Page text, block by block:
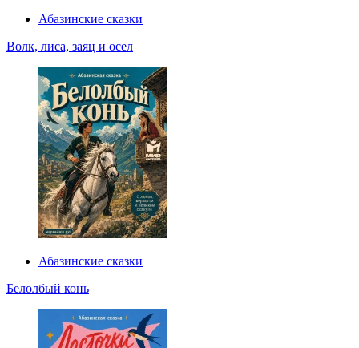
Абазинские сказки
Волк, лиса, заяц и осел
Абазинские сказки
Белолбый конь